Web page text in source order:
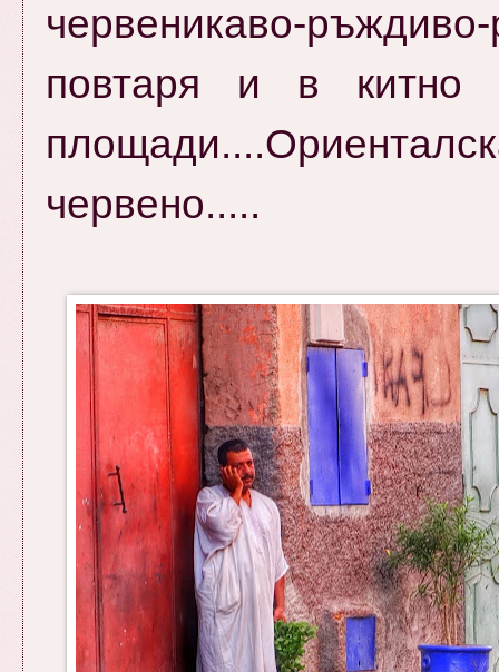
червеникаво-
повтаря и в китно
червено.....